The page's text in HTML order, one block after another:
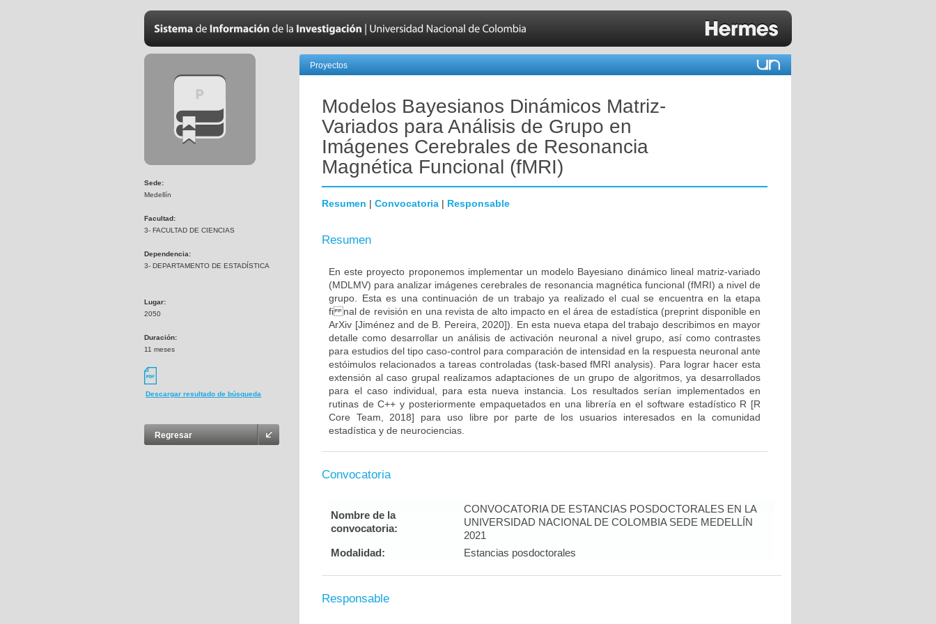
Sede:
Medellín
Facultad:
3- FACULTAD DE CIENCIAS
Dependencia:
3- DEPARTAMENTO DE ESTADÍSTICA
Lugar:
2050
Duración:
11 meses
Descargar resultado de búsqueda
Regresar
Proyectos
Modelos Bayesianos Dinámicos Matriz-
Variados para Análisis de Grupo en
Imágenes Cerebrales de Resonancia
Magnética Funcional (fMRI)
Resumen | Convocatoria | Responsable
Resumen
En este proyecto proponemos implementar un modelo Bayesiano dinámico lineal matriz-variado
(MDLMV) para analizar imágenes cerebrales de resonancia magnética funcional (fMRI) a nivel de
grupo. Esta es una continuación de un trabajo ya realizado el cual se encuentra en la etapa
fi nal de revisión en una revista de alto impacto en el área de estadística (preprint disponible en
ArXiv [Jiménez and de B. Pereira, 2020]). En esta nueva etapa del trabajo describimos en mayor
detalle como desarrollar un análisis de activación neuronal a nivel grupo, así como contrastes
para estudios del tipo caso-control para comparación de intensidad en la respuesta neuronal ante
estóimulos relacionados a tareas controladas (task-based fMRI analysis). Para lograr hacer esta
extensión al caso grupal realizamos adaptaciones de un grupo de algoritmos, ya desarrollados
para el caso individual, para esta nueva instancia. Los resultados serían implementados en
rutinas de C++ y posteriormente empaquetados en una librería en el software estadístico R [R
Core Team, 2018] para uso libre por parte de los usuarios interesados en la comunidad
estadística y de neurociencias.
Convocatoria
Nombre de la
convocatoria:
CONVOCATORIA DE ESTANCIAS POSDOCTORALES EN LA
UNIVERSIDAD NACIONAL DE COLOMBIA SEDE MEDELLÍN
2021
Modalidad:
Estancias posdoctorales
Responsable